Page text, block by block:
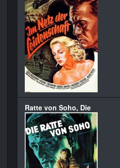
Ratte von Soho, Die